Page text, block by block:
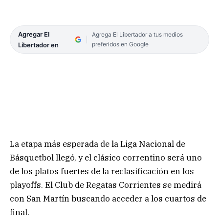
Agregar El
Libertador en
Agrega El Libertador a tus medios
preferidos en Google
La etapa más esperada de la Liga Nacional de
Básquetbol llegó, y el clásico correntino será uno
de los platos fuertes de la reclasificación en los
playoffs. El Club de Regatas Corrientes se medirá
con San Martín buscando acceder a los cuartos de
final.